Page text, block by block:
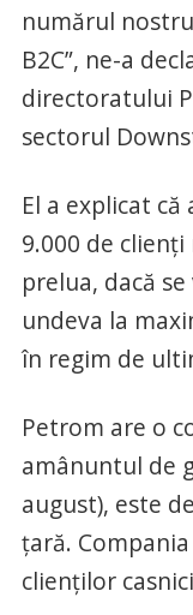
numărul
B2C”, ne-a
directoratului
sectorul
El a explicat
9.000 de
prelua, dacă
undeva la
în regim de
Petrom are o
amânuntul de
august), este
țară.
clienților casnici